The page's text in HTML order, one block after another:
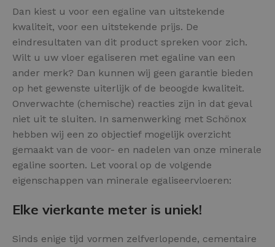
Dan kiest u voor een egaline van uitstekende
kwaliteit, voor een uitstekende prijs. De
eindresultaten van dit product spreken voor zich.
Wilt u uw vloer egaliseren met egaline van een
ander merk? Dan kunnen wij geen garantie bieden
op het gewenste uiterlijk of de beoogde kwaliteit.
Onverwachte (chemische) reacties zijn in dat geval
niet uit te sluiten. In samenwerking met Schönox
hebben wij een zo objectief mogelijk overzicht
gemaakt van de voor- en nadelen van onze minerale
egaline soorten. Let vooral op de volgende
eigenschappen van minerale egaliseervloeren:
Elke vierkante meter is uniek!
Sinds enige tijd vormen zelfverlopende, cementaire